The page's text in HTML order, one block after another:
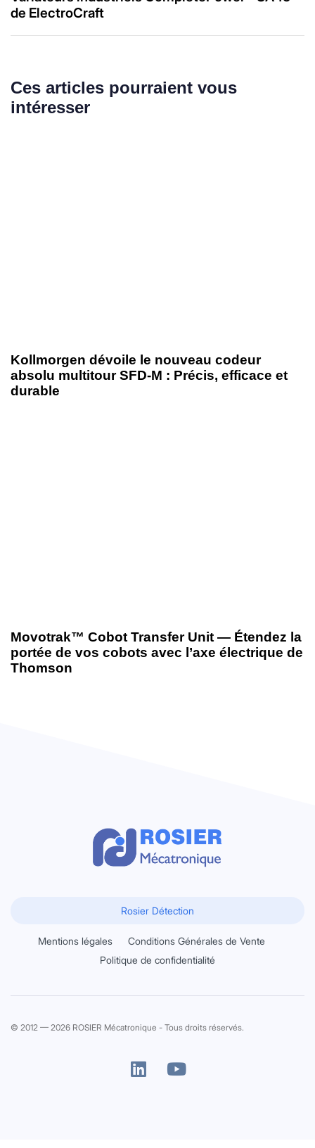
de ElectroCraft
Ces articles pourraient vous
intéresser
Kollmorgen dévoile le nouveau codeur
absolu multitour SFD-M : Précis, efficace et
durable
Movotrak™ Cobot Transfer Unit — Étendez la
portée de vos cobots avec l’axe électrique de
Thomson
Rosier Détection
Mentions légales
Conditions Générales de Vente
Politique de confidentialité
© 2012 — 2026 ROSIER Mécatronique - Tous droits réservés.